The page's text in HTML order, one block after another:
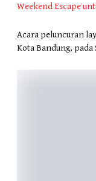
Weekend Escape
Acara peluncuran
Kota Bandung, pada